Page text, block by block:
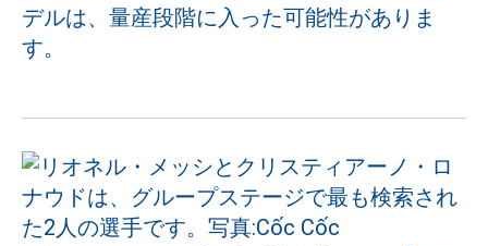
デルは、量産段階に入った可能性がありま
す。